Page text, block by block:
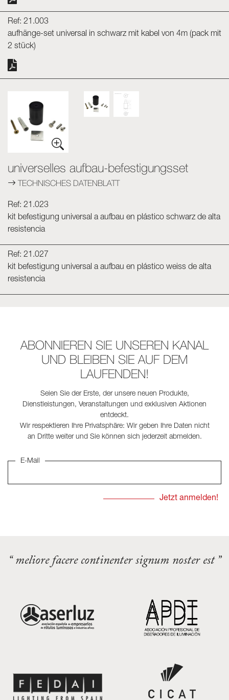
Ref: 21.003
aufhänge-set universal in schwarz mit kabel von 4m (pack mit
2 stück)
universelles aufbau-befestigungsset
TECHNISCHES DATENBLATT
Ref: 21.023
kit befestigung universal a aufbau en plástico schwarz de alta
resistencia
Ref: 21.027
kit befestigung universal a aufbau en plástico weiss de alta
resistencia
ABONNIEREN SIE UNSEREN KANAL
UND BLEIBEN SIE AUF DEM
LAUFENDEN!
Seien Sie der Erste, der unsere neuen Produkte,
Dienstleistungen, Veranstaltungen und exklusiven Aktionen
entdeckt.
Wir respektieren Ihre Privatsphäre: Wir geben Ihre Daten nicht
an Dritte weiter und Sie können sich jederzeit abmelden.
E-Mail
“ meliore facere continenter signum noster est ”